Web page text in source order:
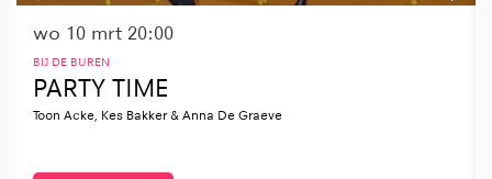
PARTY TIME
Toon Acke, Kes Bakker & Anna De Graeve
BIJ DE BUREN
wo 10 mrt 20:00